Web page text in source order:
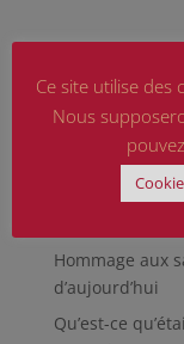
Articles
Hommage aux
d’aujourd’hui
Qu’est-ce
Ce site utilise
Nous